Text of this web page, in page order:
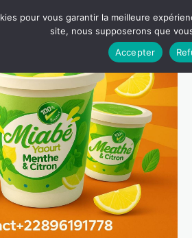
pour vous garantir la meilleure
site, nous supposerons que
Accepter